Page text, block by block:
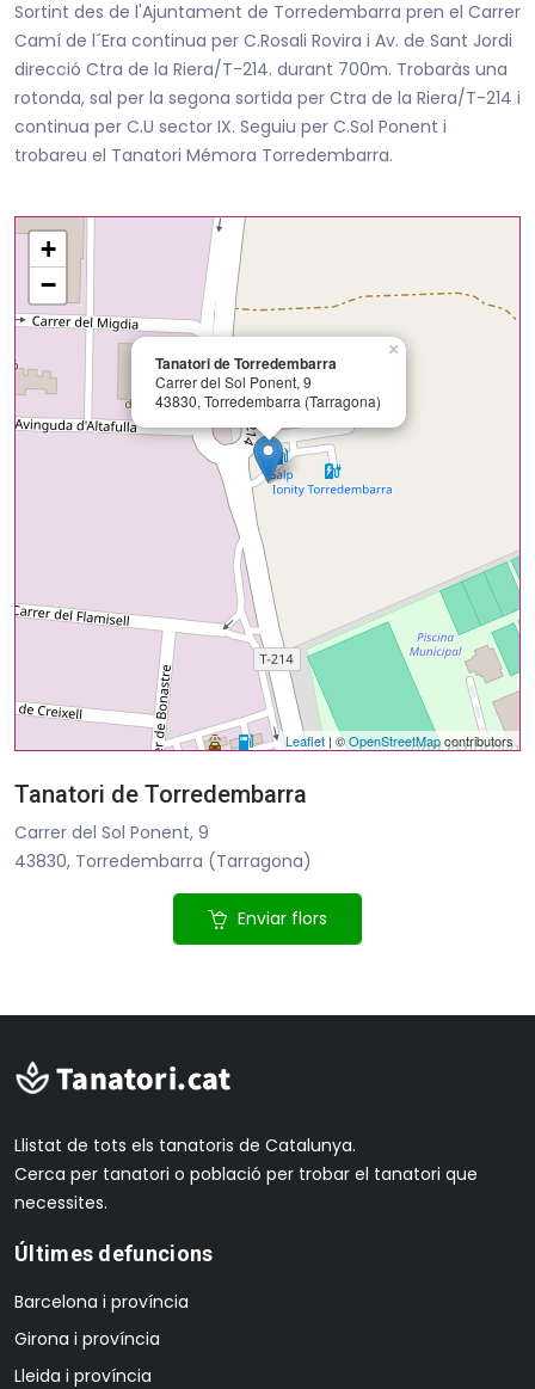
Sortint des de l'Ajuntament de Torredembarra pren el Carrer
Camí de l´Era continua per C.Rosali Rovira i Av. de Sant Jordi
direcció Ctra de la Riera/T-214. durant 700m. Trobaràs una
rotonda, sal per la segona sortida per Ctra de la Riera/T-214 i
continua per C.U sector IX. Seguiu per C.Sol Ponent i
trobareu el Tanatori Mémora Torredembarra.
Tanatori de Torredembarra
Carrer del Sol Ponent, 9
43830, Torredembarra (Tarragona)
×
+
−
Leaflet | ©OpenStreetMapcontributors
Tanatori de Torredembarra
Carrer del Sol Ponent, 9
43830, Torredembarra (Tarragona)
Enviar flors
Llistat de tots els tanatoris de Catalunya.
Cerca per tanatori o població per trobar el tanatori que
necessites.
Últimes defuncions
Barcelona i província
Girona i província
Lleida i província